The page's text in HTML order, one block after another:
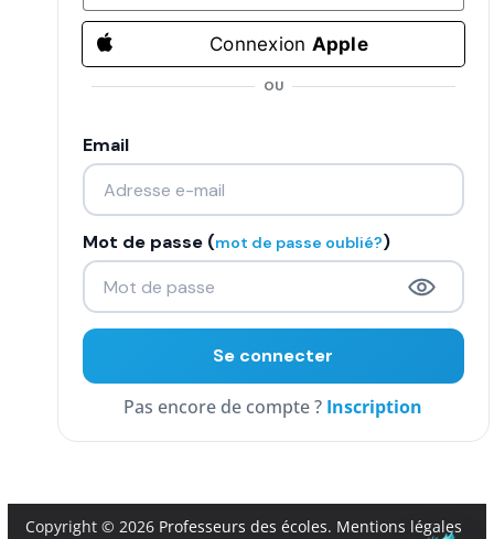
Mouvement
COMMUNAUTÉ
Forum
Réseaux sociaux
Petites annonces
Connexion Apple
OU
Email
Mot de passe (mot de passe oublié?)
Inscription
Copyright © 2026 Professeurs des écoles. Mentions légales